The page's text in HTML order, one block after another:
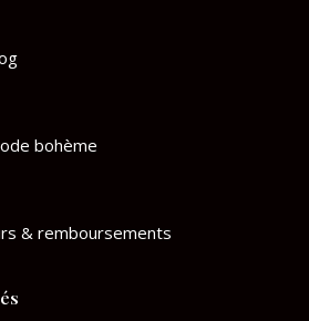
bohème
& remboursements